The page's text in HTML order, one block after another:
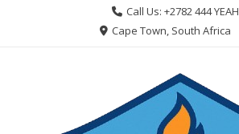
Call Us: +2782 444 YEAH
Cape Town, South Africa